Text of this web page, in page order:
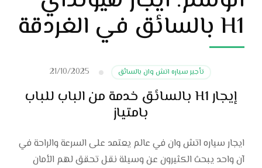
H1 بالسائق في الغردقة
تأجير سياره اتش وان بالسائق 21/10/2025
إيجار H1 بالسائق خدمة من الباب للباب
بامتياز
ايجار سياره اتش وان في عالم يعتمد على السرعة والراحة في
آن واحد يبحث الكثيرون عن وسيلة نقل تحقق لهم الأمان